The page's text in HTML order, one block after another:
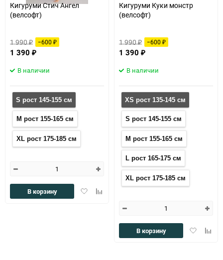
Кигуруми Стич Ангел
(велсофт)
1 990₽ −600 ₽
1 390 ₽
В наличии
S рост 145-155 см
M рост 155-165 см
XL рост 175-185 см
ДобавитьДобавить
сравнению
В корзину
Кигуруми Куки монстр
(велсофт)
1 990₽ −600 ₽
1 390 ₽
В наличии
XS рост 135-145 см
S рост 145-155 см
M рост 155-165 см
L рост 165-175 см
XL рост 175-185 см
Добавить
В корзину